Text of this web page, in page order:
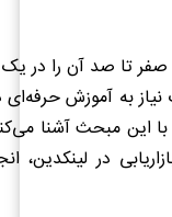
صفر تا صد آن را در
مارکتینگ نیاز به آموزش
این مبحث آشنا
در لینکدین،